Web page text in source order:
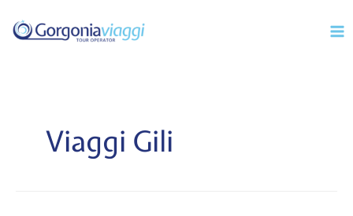
contenuto
Viaggi Gili